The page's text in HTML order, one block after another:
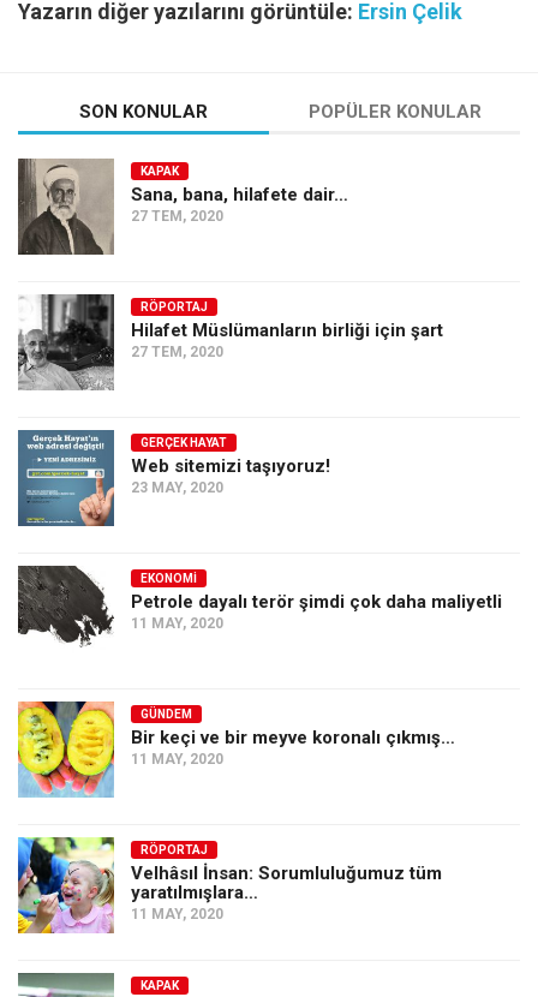
Yazarın diğer yazılarını görüntüle: Ersin Çelik
SON KONULAR POPÜLER KONULAR
KAPAK
Sana, bana, hilafete dair…
27 TEM, 2020
RÖPORTAJ
Hilafet Müslümanların birliği için şart
27 TEM, 2020
GERÇEK HAYAT
Web sitemizi taşıyoruz!
23 MAY, 2020
EKONOMI
Petrole dayalı terör şimdi çok daha maliyetli
11 MAY, 2020
GÜNDEM
Bir keçi ve bir meyve koronalı çıkmış…
11 MAY, 2020
RÖPORTAJ
Velhâsıl İnsan: Sorumluluğumuz tüm
yaratılmışlara…
11 MAY, 2020
KAPAK